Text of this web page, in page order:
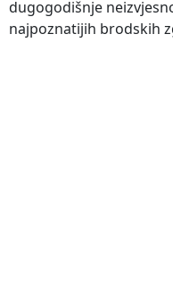
dugogodišnje
najpoznatijih brodskih